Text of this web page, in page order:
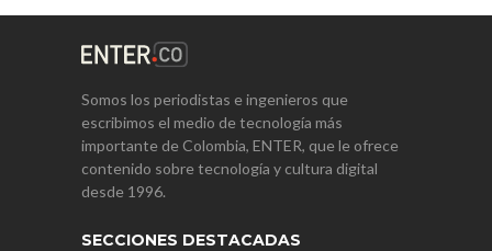
Somos los periodistas e ingenieros que
escribimos el medio de tecnología más
importante de Colombia, ENTER, que le ofrece
contenido sobre tecnología y cultura digital
desde 1996.
SECCIONES DESTACADAS